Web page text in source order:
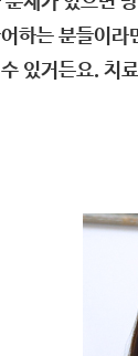
하는 분들이
있거든요. 치